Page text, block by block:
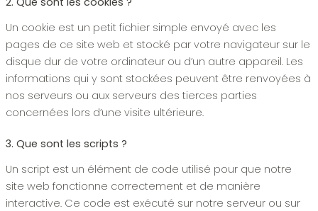
Un cookie est un petit fichier simple envoyé avec les
pages de ce site web et stocké par votre navigateur sur le
disque dur de votre ordinateur ou d’un autre appareil. Les
informations qui y sont stockées peuvent être renvoyées à
nos serveurs ou aux serveurs des tierces parties
concernées lors d’une visite ultérieure.
3. Que sont les scripts ?
Un script est un élément de code utilisé pour que notre
site web fonctionne correctement et de manière
interactive. Ce code est exécuté sur notre serveur ou sur